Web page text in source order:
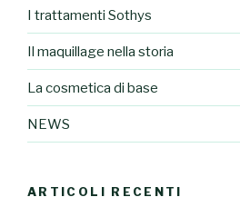
I trattamenti Sothys
Il maquillage nella storia
La cosmetica di base
NEWS
ARTICOLI RECENTI